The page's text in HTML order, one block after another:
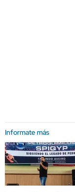
Informate más